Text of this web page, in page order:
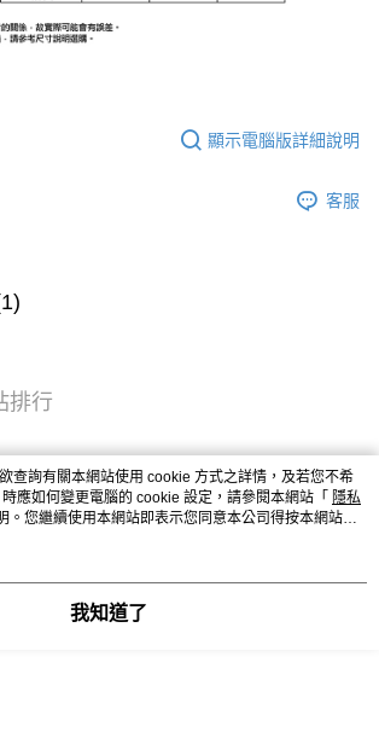
顯示電腦版詳細說明
客服
排行
查詢有關本網站使用 cookie 方式之詳情，及若您不希
應如何變更電腦的 cookie 設定，請參閱本網站「 隱私
。您繼續使用本網站即表示您同意本公司得按本網站使
cookie。
我知道了